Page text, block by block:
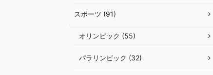
スポーツ (91)
オリンピック (55)
パラリンピック (32)